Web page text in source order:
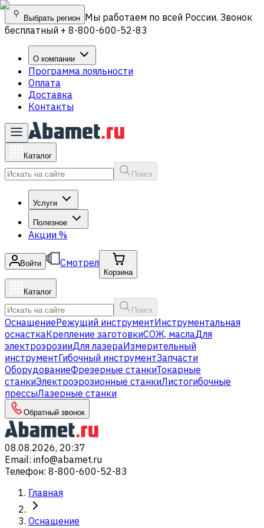
Выбрать регион Мы работаем по всей России. Звонок
бесплатный + 8-800-600-52-83
О компании
Программа лояльности
Оплата
Доставка
Контакты
Каталог
Поиск
Услуги
Полезное
Акции %
Войти Смотрел
Корзина
Каталог
Поиск
ОснащениеРежущий инструментИнструментальная
оснасткаКрепление заготовкиСОЖ, маслаДля
электроэрозииДля лазераИзмерительный
инструментГибочный инструментЗапчасти
ОборудованиеФрезерные станкиТокарные
станкиЭлектроэрозионные станкиЛистогибочные
прессыЛазерные станки
Обратный звонок
08.08.2026, 20:37
Email: info@abamet.ru
Телефон: 8-800-600-52-83
Главная
Оснащение